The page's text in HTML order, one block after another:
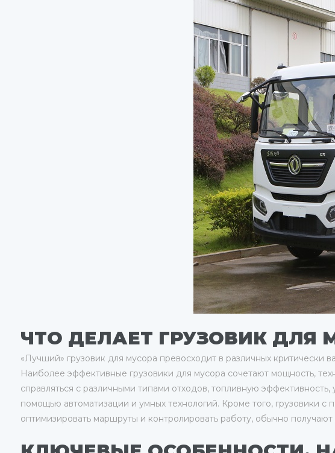
ЧТО ДЕЛАЕТ ГРУЗОВИК ДЛЯ
«Лучший» грузовик для мусора превосходит в различных критически
Наиболее эффективные грузовики для мусора сочетают мощность,
справляться с различными типами отходов, топливную
помощью автоматизации и умных технологий. Кроме того, грузовики
оптимизировать маршруты и контролировать работу, обычно